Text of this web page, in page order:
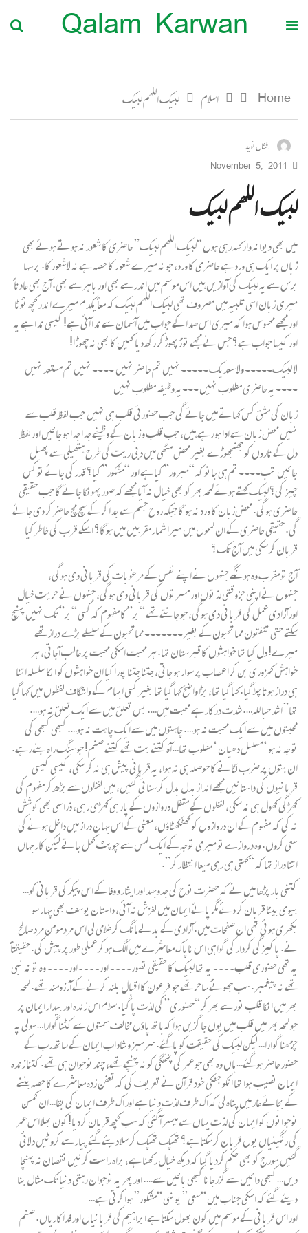
Qalam Karwan
Home اسلام لبیک اللھم لبیک
افشاں نوید
November 5, 2011
لبیک اللھم لبیک
میں بھی دیوانہ وار کہہ رہی ہوں “لبیک اللھم لبیک” حاضری کا شعور نہ ہوتے ہوئے بھی
زباں پر ایک ہی ورد ہے حاضری کا ورد، جو نہ میرے شعو ر کا حصہ ہے نہ لاشعور کا. برسہا
برس سے یہ لبیک کی آوازیں ہیں اس موسم میں اندر سے بھی اور باہر سے بھی. آج بھی عادتا ً
میری زبان اسی تلبیہ میں مصروف تھی لبیک اللھم لبیک کہ معاً یکدم میرے اندر کچھ ٹوٹا
اور مجھے محسوس ہوا کہ میری اس صدا کے جواب میں آسمان سے ندا آئی ہے! کیسی ندا ہے یہ
اور کیسا جواب ہے؟ جس نے مجھے توڑ پھوڑ کر رکھ دیا کہیں کا بھی نہ چھوڑا!
لا لبیک۔۔۔۔۔ ولا سعدیک ۔۔۔۔۔ نہیں تم حا ضر نہیں ۔۔۔۔ نہیں تم مستعد نہیں
۔۔۔۔ یہ حاضری مطلوب نہیں ۔۔۔یہ وظیفہ مطلوب نہیں
زبان کی مشق کس کھاتے میں جائے گی جب حضورئی قلب ہی نہیں جب لفظ قلب سے
نہیں محض‌ زبان سے ادا ہو رہے ہیں، جب قلب و زبان کے وظیفے جدا جدا ہو جائیں اور لفظ
دل کے تاروں کو جھنجھوڑے بغیر محض مٹھی میں دبی ریت کی طرح ہتھیلی سے پھسل
جائیں تب۔۔۔۔ تم ہی جانو کہ “مبرور” کیا ہے اور “مشکور” کیا؟ قدر کی جائے تو کس
چیز کی؟ لبیک کہتے ہوئے لمحہ بھر کو بھی خیال نہ آیا مجھے کہ صور پھونکا جائے گا جب حقیقی
حاضری ہوگی. محض‌زبان کا ورد نہ ہو گا جبکہ روح جسم سے جدا کر کے سچ مچ حاضر کر دی جائے
گی. حقیقی حاضری کے ان لمحوں میں میرا شمار مقربیں میں ہوگا؟ اسکے قرب کی خاطر کیا
قربان کر سکی میں آج تک؟
آج تو مقرب وہ ہونگے جنہوں نے اپنے نفس کے مرغوبات کی قربانی دی ہوگی،
جنہوں نے اپنی جزوقتی لذتوں اور مسرتوں کی قربانی دی ہوگی، جنہوں نے حریت خیال
اور آزادی عمل کی قربانی دی ہوگی، جو جانتے تھے “بر” کا مفہوم کہ کسی “بر” تک نہیں پہنچ
سکتے حتی تنفقون مما تحبون کے بغیر۔۔۔۔۔۔۔ مماتحبون کے سلسلے بڑے دراز تھے
میرے! دل کیا تھا خواہشوں کا قبرستان تھا. ہر محبت اسکی محبت پر غالب آجاتی، ہر
خواہش کمزوری بن کر اعصاب پر سوار ہو جاتی، جتنا جتنا پورا کیا ان خواہشوں کو انکا سلسلہ اتنا
ہی دراز ہوتا چلا گیا. کہا گیا تھا، بڑا واضح کہا گیا تھا بغیر کسی ابہام کے واشگاف لفظوں میں کہا گیا
تھا” اشد حبا للہ…. شدت درکار ہے محبت میں…. بس تعلق میں سے ایک تعلق نہ ہو….
محبتوں میں سے ایک محبت نہ ہو…. چاہتوں میں سے ایک چاہت نہ ہو…. کبھی کبھی کی
توجہ نہ ہو ‘مسلسل دھیان ‘ مطلوب تھا… آہ کتنے بت تھے کتنے صنم! جو سنگ راہ بنے رہے.
ان بتوں پر ضرب لگانے کا حوصلہ ہی نہ ہوا، یہ قربانی پیش ہی نہ کر سکی، کیسی کیسی
قربانیوں کی داستانیں مجھے انداز بدل بدل کر سنائی گئیں، میں لفظوں سے بڑھ کر مفہوم کی
کھڑکی کھول ہی نہ سکی، لفظوں کے مقفل دروازوں کے پار ہی کھڑی رہی، ذرا سی بھی کوشش
نہ کی کہ مفہوم کے ان دروازوں کو کھٹکھٹاؤں، معنی کے اس جہان دراز میں داخل ہونے کی
سعی کروں. وہ دروازے تو میری توجہ کے ایک لمس سے چوپٹ کھل جاتے لیکن کار جہاں
اتنا دراز تھا کہ “کہتی ہی رہی میعا انتظار کر”.
کتنی بار پڑھا میں نے کہ حضرت نوح کی جدوجہد اور ایثار و وفا کے اس پیکر کی قربانی کو…
بیوی بیٹا قربان کر دئے مگر پائے ایمان میں لغزش نہ آئی، داستان یوسف بھی چہار سو
بکھری ہوئی تھی ان صفحات میں. آزادی کے بدلے مانگ کر غلامی لی اس مرد مومن مرد صالح
نے. پاکیزگی کردار کی گواہی اس ناپاک معاشرے میں الگ ہو کر عملی طور پر پیش کی. حقیقتاًً
یہ تھی حضوری قلب۔۔۔۔ یہ تھا لبیک کا حقیقی تصور۔۔۔۔ اور۔۔۔۔اور۔۔۔۔ وہ تو نہ نبی
تھے نہ پیغمبر. سب جھوٹے ساحر تھے جو فرعون کا اقبال بلند کرنے کے آرزومند تھے. لمحہ
بھر میں انکا قلب نور سے بھر کر “حضوری” کی لذت پا گیا. سلام اس زندہ اور بیدار ایمان پر
جو لمحہ بھر میں قلب میں یوں جا گزیں ہوا کہ ہاتھ پاؤں مخالف سمتوں سے کٹنا گوارا… سولی پہ
چڑھنا گوارا… لیکن لبیک کی حقیقت کو پاگئے. سرسبز و شاداب ایمان کے ساتھ رب کے
حضور حاضر ہو گئے… ہاں وہ بھی جو عمر کی پختگی کو نہ پہنچے تھے، چند نوجوان ہی تھے. کتنا زندہ
ایمان نصیب ہوا تھا انکو جنکی خود قرآن نے تعریف کی کہ تعفن زدہ معاشرے کا حصہ بننے
کے بجائے غار میں پناہ لی کہ اک طرف لذت دنیا ہے اور اک طرف ایمان کی بقا… ان کمسن
نوجوانوں کو ایمان کی لذت یہاں سے میسر آگئی کہ سب کچھ قربان کردیا! کون بھلا اس عمر
کی رنگینیاں یوں قربان کر سکتا ہے؟ تھپک تھپک کر سلا دیئے گئے پیار سے کروٹیں دلائی
گئیں سورج کو بھی حکم کردیا گیا کہ دیکھ خیال رکھنا ہے، براہ راست کرنیں نقصان نہ پہنچا
دیں… کبھی دائیں سے گزرجانا کبھی بائیں سے…. اور پھر یہ نوجوان رہتی دنیا تک مثال بنا
دیئے گئے کہ اسکی جناب میں “سعی” یونہی “مشکور” ہوا کرتی ہے…
اور اس قربانی کے موسم میں کون بھول سکتا ہے ابراہیم کی قربانیاں اور فداکاریاں. صنم